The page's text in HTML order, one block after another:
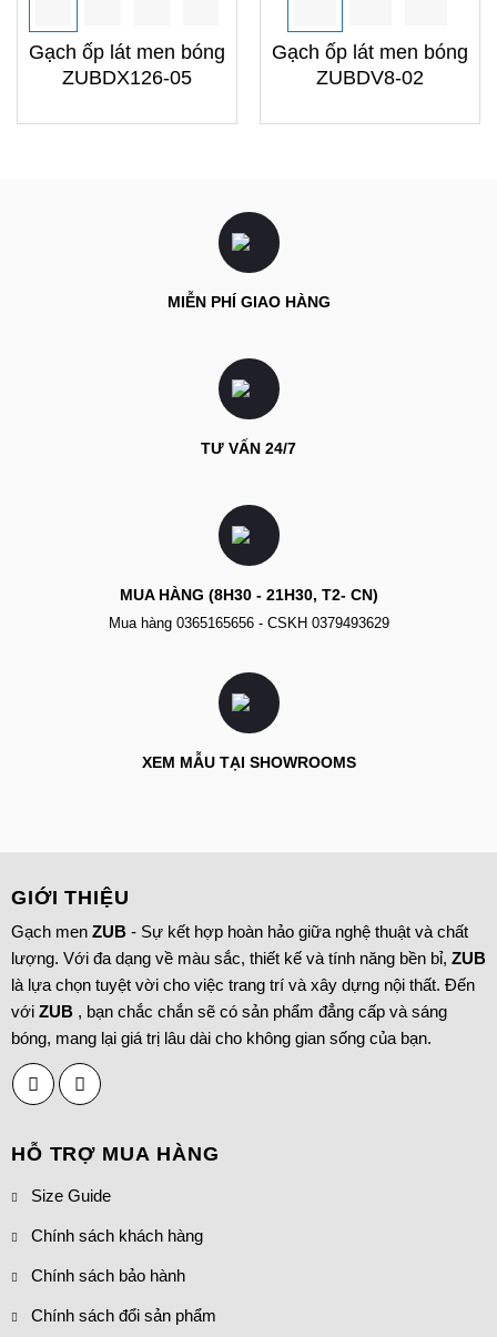
Gạch ốp lát men bóng
ZUBDX126-05
Gạch ốp lát men bóng
ZUBDV8-02
MIỄN PHÍ GIAO HÀNG
TƯ VẤN 24/7
MUA HÀNG (8H30 - 21H30, T2- CN)
Mua hàng 0365165656- CSKH 0379493629
XEM MẪU TẠI SHOWROOMS
GIỚI THIỆU
Gạch men ZUB- Sự kết hợp hoàn hảo giữa nghệ thuật và chất
lượng. Với đa dạng về màu sắc, thiết kế và tính năng bền bỉ, ZUB
là lựa chọn tuyệt vời cho việc trang trí và xây dựng nội thất. Đến
với ZUB, bạn chắc chắn sẽ có sản phẩm đẳng cấp và sáng
bóng, mang lại giá trị lâu dài cho không gian sống của bạn.
HỖ TRỢ MUA HÀNG
Size Guide
Chính sách khách hàng
Chính sách bảo hành
Chính sách đổi sản phẩm